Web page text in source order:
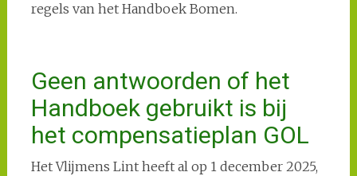
regels van het Handboek Bomen.
Geen antwoorden of het
Handboek gebruikt is bij
het compensatieplan GOL
Het Vlijmens Lint heeft al op 1 december 2025,